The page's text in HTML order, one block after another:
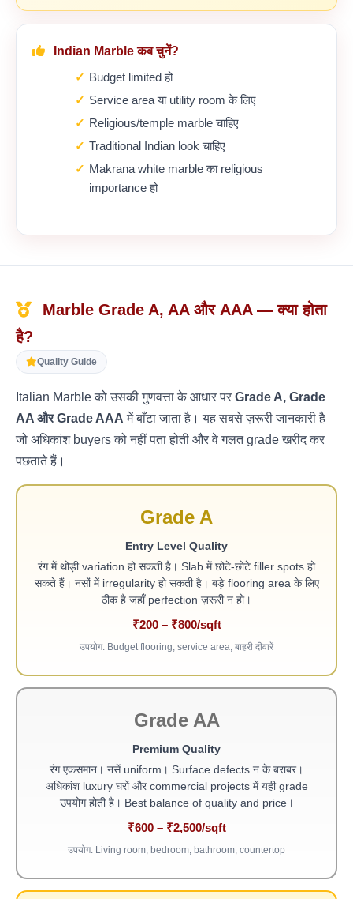
Indian Marble कब चुनें?
Budget limited हो
Service area या utility room के लिए
Religious/temple marble चाहिए
Traditional Indian look चाहिए
Makrana white marble का religious
importance हो
Marble Grade A, AA और AAA — क्या होता
है?
Quality Guide
Italian Marble को उसकी गुणवत्ता के आधार पर Grade A, Grade
AA और Grade AAA में बाँटा जाता है। यह सबसे ज़रूरी जानकारी है
जो अधिकांश buyers को नहीं पता होती और वे गलत grade खरीद कर
पछताते हैं।
Grade A
Entry Level Quality
रंग में थोड़ी variation हो सकती है। Slab में छोटे-छोटे filler spots हो
सकते हैं। नसों में irregularity हो सकती है। बड़े flooring area के लिए
ठीक है जहाँ perfection ज़रूरी न हो।
₹200 – ₹800/sqft
उपयोग: Budget flooring, service area, बाहरी दीवारें
Grade AA
Premium Quality
रंग एकसमान। नसें uniform। Surface defects न के बराबर।
अधिकांश luxury घरों और commercial projects में यही grade
उपयोग होती है। Best balance of quality and price।
₹600 – ₹2,500/sqft
उपयोग: Living room, bedroom, bathroom, countertop